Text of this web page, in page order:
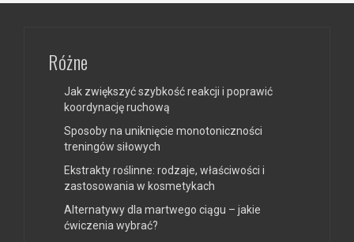
Różne
Jak zwiększyć szybkość reakcji i poprawić
koordynację ruchową
Sposoby na uniknięcie monotoniczności
treningów siłowych
Ekstrakty roślinne: rodzaje, właściwości i
zastosowania w kosmetykach
Alternatywy dla martwego ciągu – jakie
ćwiczenia wybrać?